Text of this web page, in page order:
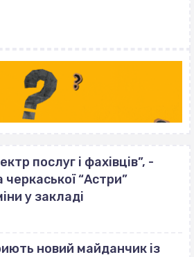
послуг і фахівців”, -
“Астри”
у закладі
новий майданчик із